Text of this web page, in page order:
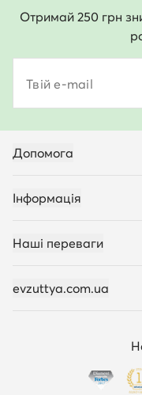
Отримай 250 грн
Твій e-mail
Допомога
Інформація
Наші переваги
evzuttya.com.ua